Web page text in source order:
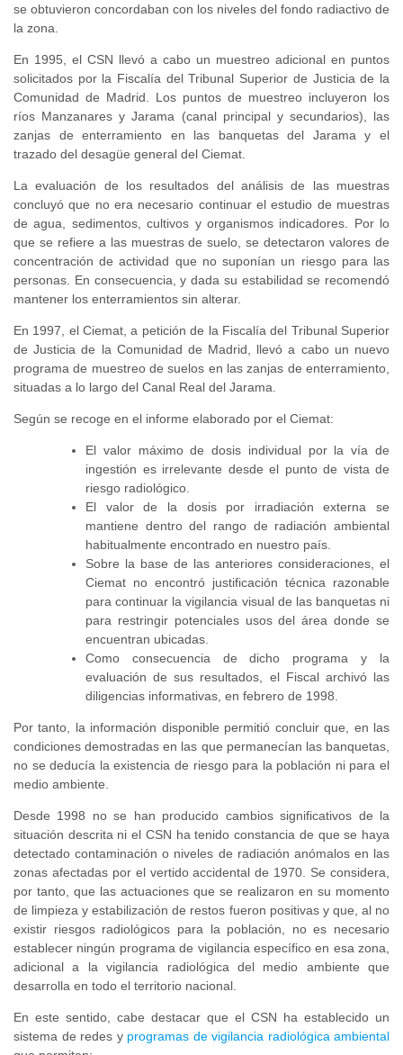
se obtuvieron concordaban con los niveles del fondo radiactivo de
la zona.
En 1995, el CSN llevó a cabo un muestreo adicional en puntos
solicitados por la Fiscalía del Tribunal Superior de Justicia de la
Comunidad de Madrid. Los puntos de muestreo incluyeron los
ríos Manzanares y Jarama (canal principal y secundarios), las
zanjas de enterramiento en las banquetas del Jarama y el
trazado del desagüe general del Ciemat.
La evaluación de los resultados del análisis de las muestras
concluyó que no era necesario continuar el estudio de muestras
de agua, sedimentos, cultivos y organismos indicadores. Por lo
que se refiere a las muestras de suelo, se detectaron valores de
concentración de actividad que no suponían un riesgo para las
personas. En consecuencia, y dada su estabilidad se recomendó
mantener los enterramientos sin alterar.
En 1997, el Ciemat, a petición de la Fiscalía del Tribunal Superior
de Justicia de la Comunidad de Madrid, llevó a cabo un nuevo
programa de muestreo de suelos en las zanjas de enterramiento,
situadas a lo largo del Canal Real del Jarama.
Según se recoge en el informe elaborado por el Ciemat:
El valor máximo de dosis individual por la vía de
ingestión es irrelevante desde el punto de vista de
riesgo radiológico.
El valor de la dosis por irradiación externa se
mantiene dentro del rango de radiación ambiental
habitualmente encontrado en nuestro país.
Sobre la base de las anteriores consideraciones, el
Ciemat no encontró justificación técnica razonable
para continuar la vigilancia visual de las banquetas ni
para restringir potenciales usos del área donde se
encuentran ubicadas.
Como consecuencia de dicho programa y la
evaluación de sus resultados, el Fiscal archivó las
diligencias informativas, en febrero de 1998.
Por tanto, la información disponible permitió concluir que, en las
condiciones demostradas en las que permanecían las banquetas,
no se deducía la existencia de riesgo para la población ni para el
medio ambiente.
Desde 1998 no se han producido cambios significativos de la
situación descrita ni el CSN ha tenido constancia de que se haya
detectado contaminación o niveles de radiación anómalos en las
zonas afectadas por el vertido accidental de 1970. Se considera,
por tanto, que las actuaciones que se realizaron en su momento
de limpieza y estabilización de restos fueron positivas y que, al no
existir riesgos radiológicos para la población, no es necesario
establecer ningún programa de vigilancia específico en esa zona,
adicional a la vigilancia radiológica del medio ambiente que
desarrolla en todo el territorio nacional.
En este sentido, cabe destacar que el CSN ha establecido un
sistema de redes y programas de vigilancia radiológica ambiental